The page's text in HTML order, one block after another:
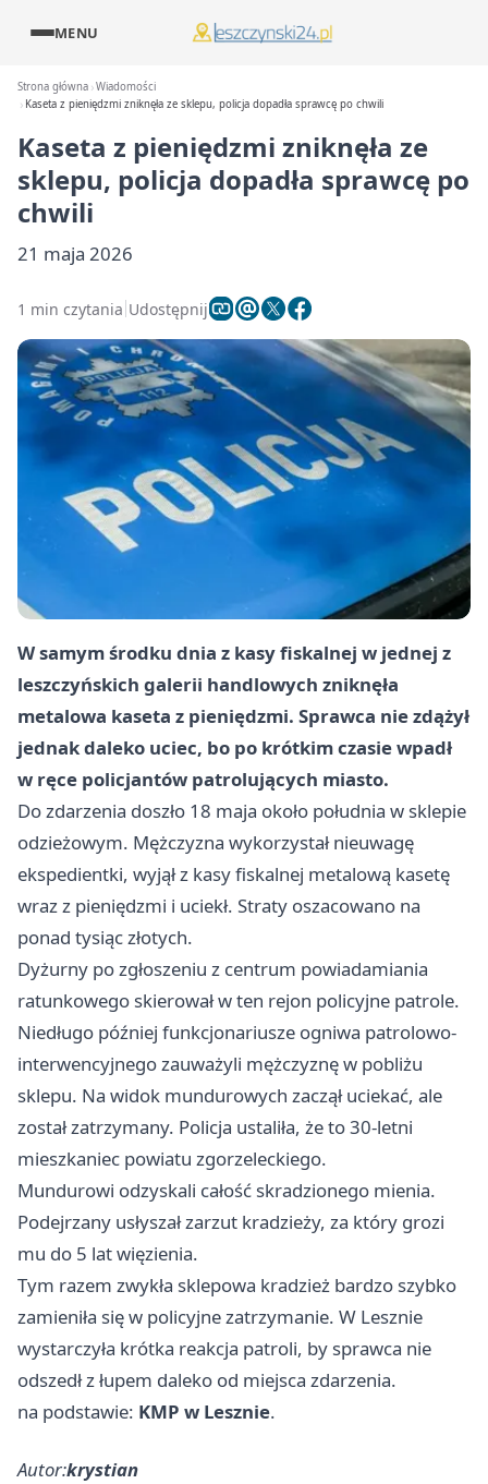
MENU
Strona główna Wiadomości
Kaseta z pieniędzmi zniknęła ze sklepu, policja dopadła sprawcę po chwili
Kaseta z pieniędzmi zniknęła ze
sklepu, policja dopadła sprawcę po
chwili
21 maja 2026
1 min czytania Udostępnij
W samym środku dnia z kasy fiskalnej w jednej z
leszczyńskich galerii handlowych zniknęła
metalowa kaseta z pieniędzmi. Sprawca nie zdążył
jednak daleko uciec, bo po krótkim czasie wpadł
w ręce policjantów patrolujących miasto.
Do zdarzenia doszło 18 maja około południa w sklepie
odzieżowym. Mężczyzna wykorzystał nieuwagę
ekspedientki, wyjął z kasy fiskalnej metalową kasetę
wraz z pieniędzmi i uciekł. Straty oszacowano na
ponad tysiąc złotych.
Dyżurny po zgłoszeniu z centrum powiadamiania
ratunkowego skierował w ten rejon policyjne patrole.
Niedługo później funkcjonariusze ogniwa patrolowo-
interwencyjnego zauważyli mężczyznę w pobliżu
sklepu. Na widok mundurowych zaczął uciekać, ale
został zatrzymany. Policja ustaliła, że to 30-letni
mieszkaniec powiatu zgorzeleckiego.
Mundurowi odzyskali całość skradzionego mienia.
Podejrzany usłyszał zarzut kradzieży, za który grozi
mu do 5 lat więzienia.
Tym razem zwykła sklepowa kradzież bardzo szybko
zamieniła się w policyjne zatrzymanie. W Lesznie
wystarczyła krótka reakcja patroli, by sprawca nie
odszedł z łupem daleko od miejsca zdarzenia.
na podstawie: KMP w Lesznie.
Autor:krystian